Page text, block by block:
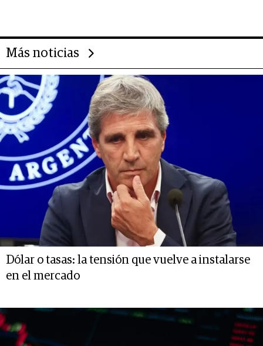
Más noticias
Dólar o tasas: la tensión que vuelve a instalarse
en el mercado